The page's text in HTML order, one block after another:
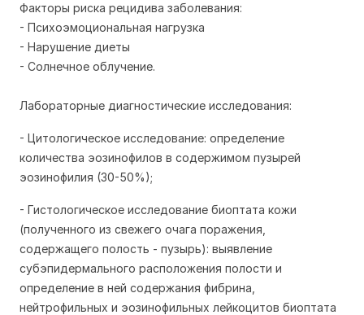
Факторы риска рецидива заболевания:
- Психоэмоциональная нагрузка
- Нарушение диеты
- Солнечное облучение.
Лабораторные диагностические исследования:
- Цитологическое исследование: определение
количества эозинофилов в содержимом пузырей
эозинофилия (30-50%);
- Гистологическое исследование биоптата кожи
(полученного из свежего очага поражения,
содержащего полость - пузырь): выявление
субэпидермального расположения полости и
определение в ней содержания фибрина,
нейтрофильных и эозинофильных лейкоцитов биоптата